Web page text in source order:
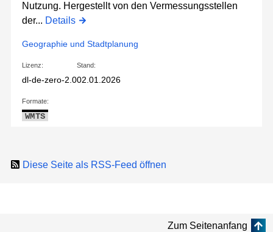
Nutzung. Hergestellt von den Vermessungsstellen
der... Details
Geographie und Stadtplanung
Lizenz:
dl-de-zero-2.0
Stand:
02.01.2026
Formate:
WMTS
Diese Seite als RSS-Feed öffnen
Zum Seitenanfang